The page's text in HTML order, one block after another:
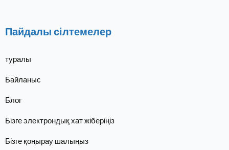
Пайдалы сілтемелер
туралы
Байланыс
Блог
Бізге электрондық хат жіберіңіз
Бізге қоңырау шалыңыз